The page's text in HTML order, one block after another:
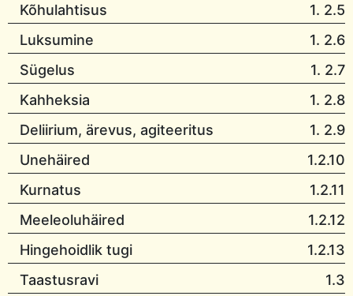
Kõhulahtisus
1. 2.5
Luksumine
1. 2.6
Sügelus
1. 2.7
Kahheksia
1. 2.8
Deliirium, ärevus, agiteeritus
1. 2.9
Unehäired
1.2.10
Kurnatus
1.2.11
Meeleoluhäired
1.2.12
Hingehoidlik tugi
1.2.13
Taastusravi
1.3